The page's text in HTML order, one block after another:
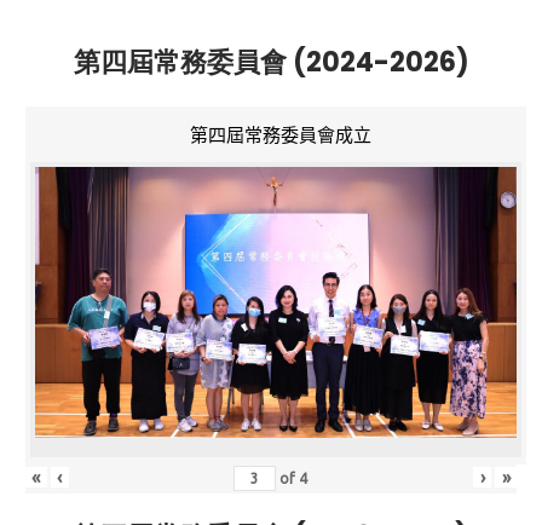
第四屆常務委員會 (2024-2026)
第四屆常務委員會成立
« ‹ of 4 › »